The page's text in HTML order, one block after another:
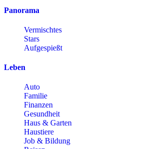
Panorama
Vermischtes
Stars
Aufgespießt
Leben
Auto
Familie
Finanzen
Gesundheit
Haus & Garten
Haustiere
Job & Bildung